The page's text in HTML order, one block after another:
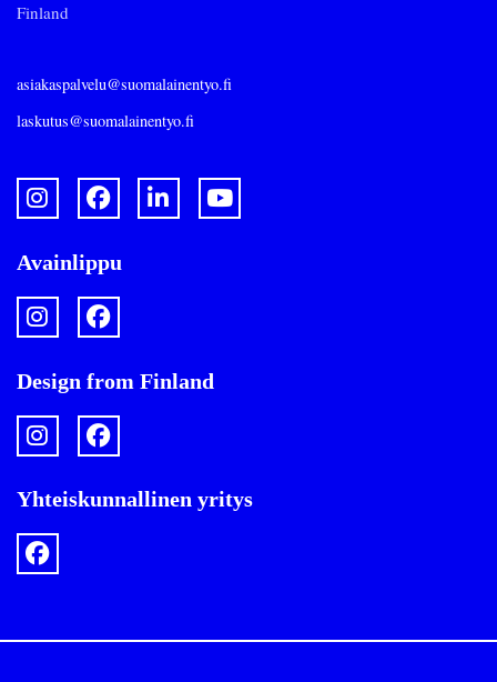
Finland
asiakaspalvelu@suomalainentyo.fi
laskutus@suomalainentyo.fi
Avainlippu
Design from Finland
Yhteiskunnallinen yritys